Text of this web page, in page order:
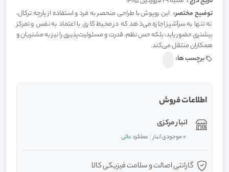
توضیح مختصر: این روپوش با طراحی منحصر به فرد و استفاده از پارچه ترکال،
نه تنها به سرآشپز اجازه می‌دهد که در محیط کاری با اعتماد به نفس و تمرکز
بیشتری حضور یابد، بلکه حس نظم، قدرت و مسئولیت‌پذیری را نیز به مشتریان و
همکاران منتقل می‌کند.
برچسب ها:
اطلاعات فروش
انبار مرکزی
0موجودی انبار عملکردعالی
گارانتی اصالت و سلامت فیزیکی کالا